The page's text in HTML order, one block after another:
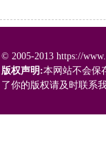
© 2005-2013 https://
版权声明:本网站不会保
了你的版权请及时联系